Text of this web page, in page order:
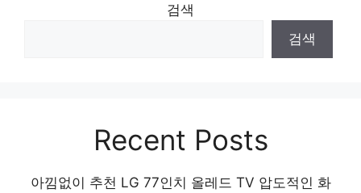
검색
검색
Recent Posts
아낌없이 추천 LG 77인치 올레드 TV 압도적인 화